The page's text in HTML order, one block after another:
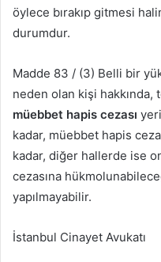
öylece bırakıp gitmesi
durumdur.
Madde 83 / (3) Belli bir
neden olan kişi hakkında,
müebbet hapis cezası
kadar, müebbet hapis
kadar, diğer hallerde ise
cezasına
yapılmayabilir.
İstanbul Cinayet Avukatı